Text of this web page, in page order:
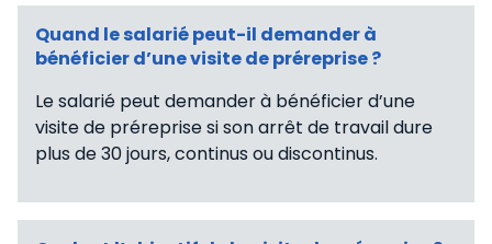
Quand le salarié peut-il demander à
bénéficier d’une visite de préreprise ?
Le salarié peut demander à bénéficier d’une
visite de préreprise si son arrêt de travail dure
plus de 30 jours, continus ou discontinus.